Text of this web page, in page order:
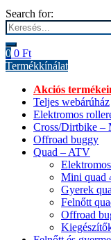
Search for:
0 0 Ft
Termékkínálat
Akciós
Teljes webárúház
Elektromos
Cross/Dirtbike –
Offroad buggy
Quad – ATV
Mini quad
Gyerek
Felnőtt
Offroad